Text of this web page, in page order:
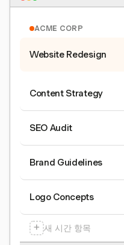
ACME CORP
Website Redesign
Content Strategy
SEO Audit
Brand Guidelines
Logo Concepts
+ 새 시간 항목